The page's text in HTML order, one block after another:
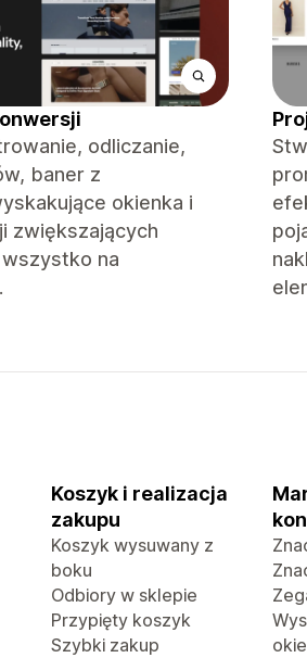
odliczanie,
baner z
okienka i
zwiększających
na
Koszyk i realizacja
zakupu
Koszyk wysuwany z
boku
Odbiory w sklepie
Przypięty koszyk
Szybki zakup